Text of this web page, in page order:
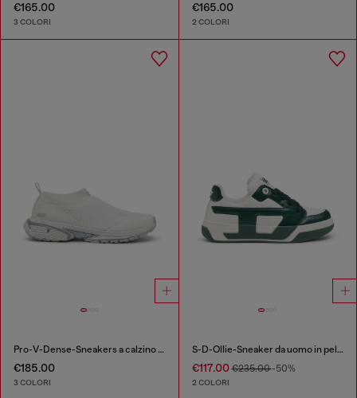
€165.00
3 COLORI
€165.00
2 COLORI
Pro-V-Dense-Sneakers a calzino in maglia slip-on
€185.00
3 COLORI
S-D-Ollie-Sneaker da uomo in pelle color block
€117.00€235.00-50%
2 COLORI